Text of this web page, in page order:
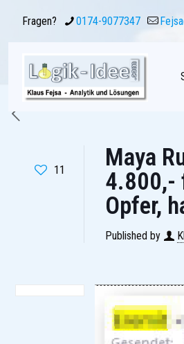
Fragen? 0174-9077347
11
Maya
4.800,-
Opfer,
Published by